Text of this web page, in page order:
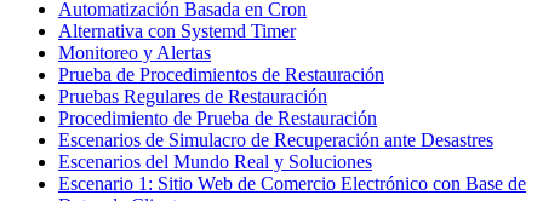
Automatización Basada en Cron
Alternativa con Systemd Timer
Monitoreo y Alertas
Prueba de Procedimientos de Restauración
Pruebas Regulares de Restauración
Procedimiento de Prueba de Restauración
Escenarios de Simulacro de Recuperación ante Desastres
Escenarios del Mundo Real y Soluciones
Escenario 1: Sitio Web de Comercio Electrónico con Base de